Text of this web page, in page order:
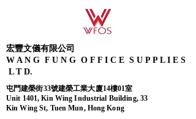
宏豐文儀有限公司
W A N G F U N G O F F I C E S U P P L I E S
L T D.
屯門建榮街33號建榮工業大廈14樓01室
Unit 1401, Kin Wing Industrial Building, 33
Kin Wing St, Tuen Mun, Hong Kong